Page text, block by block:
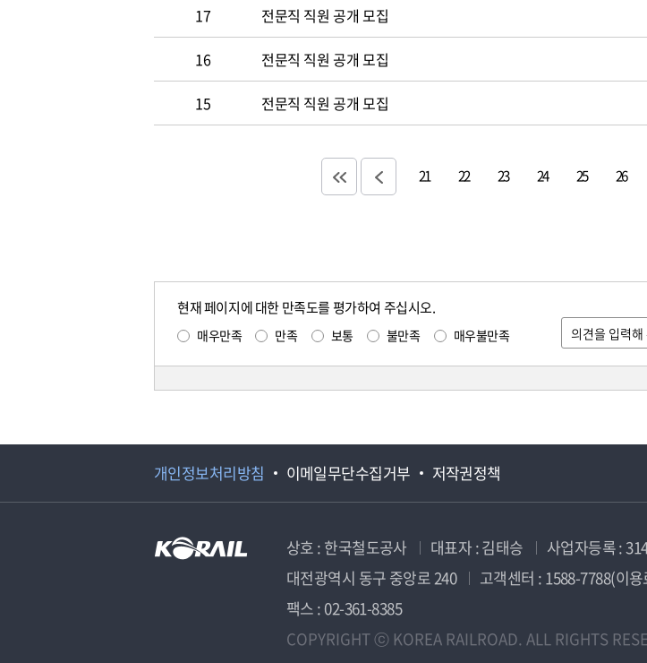
17 전문직 직원 공개 모집
16 전문직 직원 공개 모집
15 전문직 직원 공개 모집
21 22 23 24 25 26
현재 페이지에 대한 만족도를 평가하여 주십시오.
매우만족 만족 보통 불만족 매우불만족
개인정보처리방침 이메일무단수집거부 저작권정책
상호 : 한국철도공사 대표자 : 김태승 사업자등록 :
대전광역시 동구 중앙로 240
고객센터 : 1588-7788(이
팩스 : 02-361-8385
COPYRIGHT ⓒ KOREA RAILROAD. ALL RIGHTS